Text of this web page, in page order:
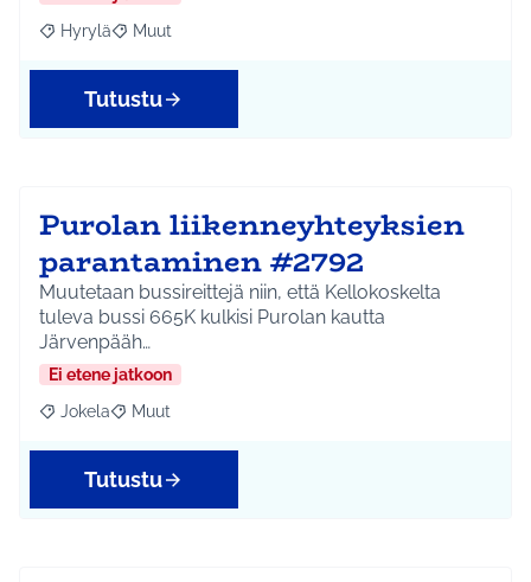
Rajaa tulokset aihepiirin mukaan: Hyrylä
Hyrylä Rajaa tulokset teeman mukaan: Muut
Muut
Tutustu
Purolan liikenneyhteyksien
parantaminen #2792
Muutetaan bussireittejä niin, että Kellokoskelta
tuleva bussi 665K kulkisi Purolan kautta
Järvenpääh…
Ei etene jatkoon
Rajaa tulokset aihepiirin mukaan: Jokela
Jokela Rajaa tulokset teeman mukaan: Muut
Muut
Tutustu